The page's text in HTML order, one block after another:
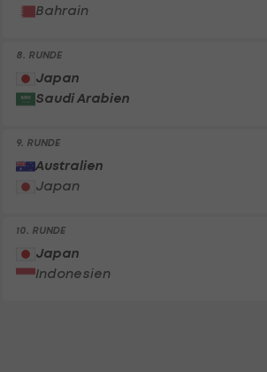
Bahrain
8. RUNDE
Japan
Saudi Arabien
9. RUNDE
Australien
Japan
10. RUNDE
Japan
Indonesien